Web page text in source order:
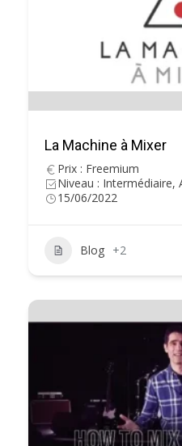
La Machine à Mixer
Prix : Freemium
Niveau : Intermédiaire,
15/06/2022
Blog +2